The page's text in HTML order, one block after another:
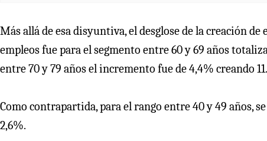
Más allá de esa disyuntiva, el desglose de la creación
empleos fue para el segmento entre 60 y 69 años
entre 70 y 79 años el incremento fue de 4,4% creando
Como contrapartida, para el rango entre 40 y 49 años,
2,6%.